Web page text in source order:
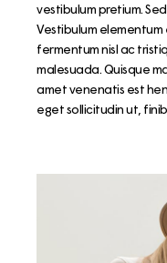
vestibulum pretium.
Vestibulum elementum
fermentum nisl ac
malesuada. Quisque
amet venenatis est
eget sollicitudin ut,